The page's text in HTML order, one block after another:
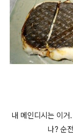
내 메인디시는 이
나? 순